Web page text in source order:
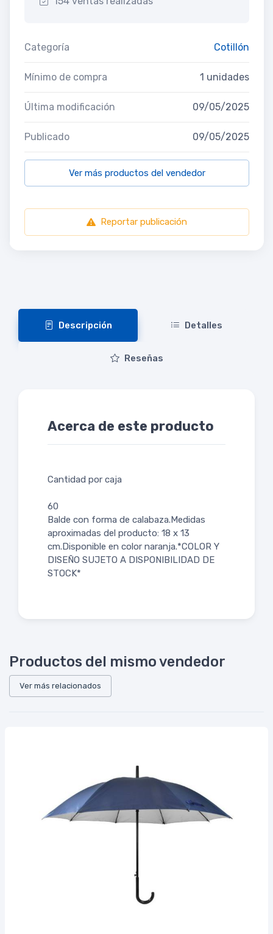
Categoría Cotillón
Mínimo de compra 1 unidades
Última modificación 09/05/2025
Publicado 09/05/2025
Ver más productos del vendedor
Reportar publicación
Descripción Detalles
Reseñas
Acerca de este producto
Cantidad por caja
60
Balde con forma de calabaza.Medidas
aproximadas del producto: 18 x 13
cm.Disponible en color naranja.*COLOR Y
DISEÑO SUJETO A DISPONIBILIDAD DE
STOCK*
Productos del mismo vendedor
Ver más relacionados